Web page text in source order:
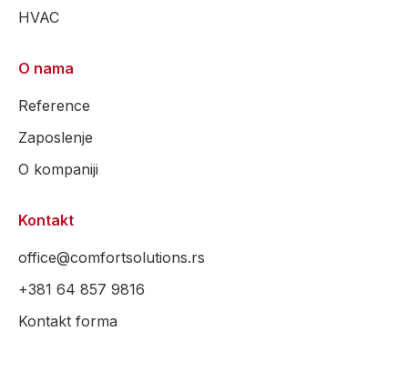
HVAC
O nama
Reference
Zaposlenje
O kompaniji
Kontakt
office@comfortsolutions.rs
+381 64 857 9816
Kontakt forma